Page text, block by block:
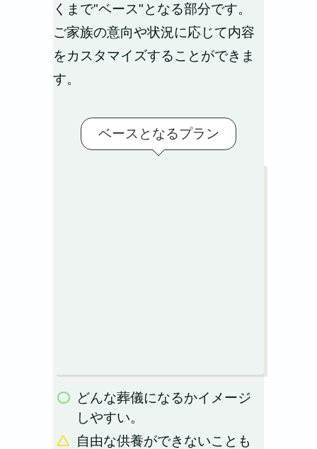
くまで"ベース"となる部分です。
ご家族の意向や状況に応じて内容
をカスタマイズすることができま
す。
ベースとなるプラン
どんな葬儀になるかイメージ
しやすい。
自由な供養ができないことも